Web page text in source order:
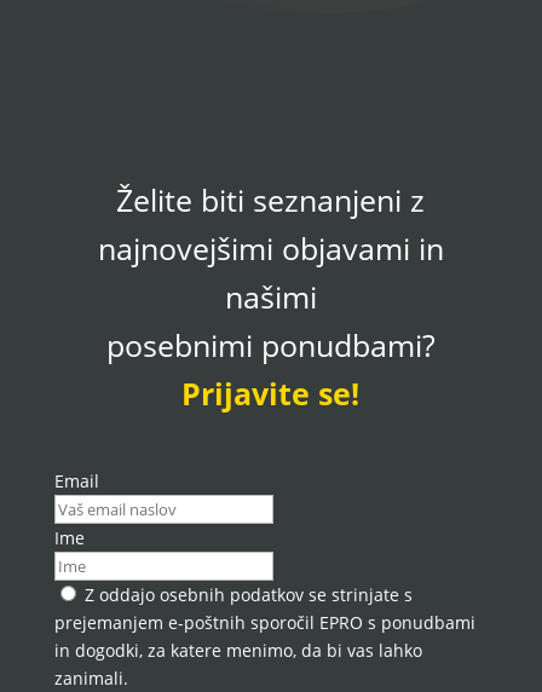
Želite biti seznanjeni z
najnovejšimi objavami in
našimi
posebnimi ponudbami?
Prijavite se!
Email
Ime
Z oddajo osebnih podatkov se strinjate s
prejemanjem e-poštnih sporočil EPRO s ponudbami
in dogodki, za katere menimo, da bi vas lahko
zanimali.